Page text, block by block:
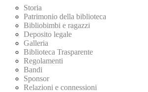
Storia
Patrimonio della biblioteca
Bibliobimbi e ragazzi
Deposito legale
Galleria
Biblioteca Trasparente
Regolamenti
Bandi
Sponsor
Relazioni e connessioni